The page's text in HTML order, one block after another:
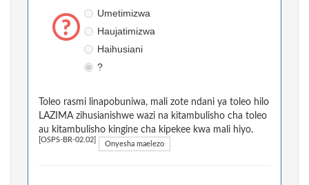
Umetimizwa
Haujatimizwa
Haihusiani
?
Toleo rasmi linapobuniwa, mali zote ndani ya toleo hilo
LAZIMA zihusianishwe wazi na kitambulisho cha toleo
au kitambulisho kingine cha kipekee kwa mali hiyo.
[OSPS-BR-02.02] Onyesha maelezo